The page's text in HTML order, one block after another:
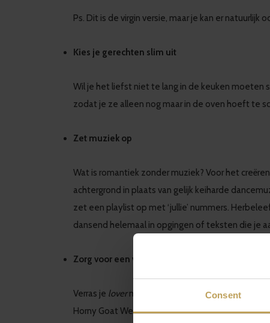
Consent
Ps. Dit is de virgin versie, maar je kan er
Kies je gerechten slim uit
Wil je het liefst niet te lang in de keuken moeten
zodat je ze alleen nog maar in de oven hoeft te
Zet muziek op
Wat is romantiek zonder muziek? Voor het
achtergrond in plaats van gelijk keiharde
zet een playlist op met ‘jullie’ nummers.
dansend helemaal in opgingen of teksten die je
Zorg voor een verrassingselement (sexy
Verras je lovermet een sexy cadeau! Denk aan
Horny Goat Weed - om jullie lichamen helemaal